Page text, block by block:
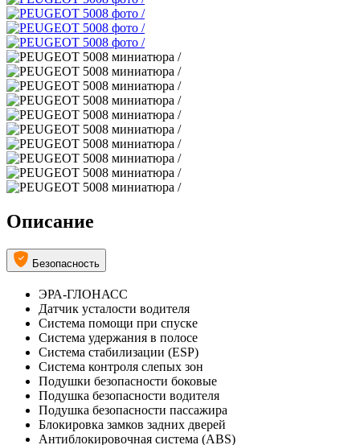
Описание
Безопасность
ЭРА-ГЛОНАСС
Датчик усталости водителя
Система помощи при спуске
Система удержания в полосе
Система стабилизации (ESP)
Система контроля слепых зон
Подушки безопасности боковые
Подушка безопасности водителя
Подушка безопасности пассажира
Блокировка замков задних дверей
Антиблокировочная система (ABS)